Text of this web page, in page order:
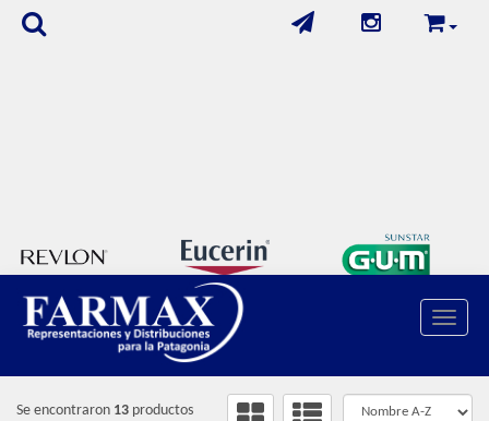
Toggle
FILTROS
CUIDADO PERSONAL/DEPORTE Y FITNESS
Se encontraron 13 productos